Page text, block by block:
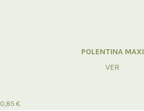
POLENTINA MAXI
VER
0,85 €